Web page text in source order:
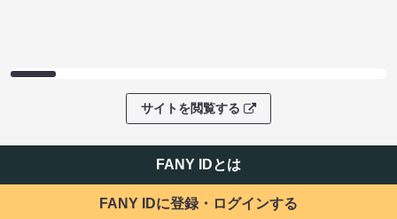
サイトを閲覧する
FANY IDとは
FANY IDに登録・ログインする